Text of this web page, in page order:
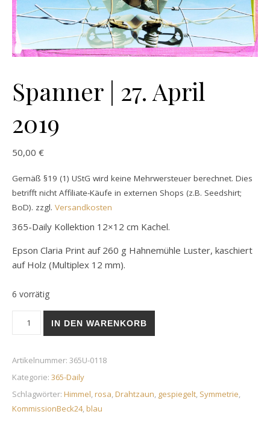
Spanner | 27. April
2019
50,00 €
Gemäß §19 (1) UStG wird keine Mehrwersteuer berechnet. Dies
betrifft nicht Affiliate-Käufe in externen Shops (z.B. Seedshirt;
BoD). zzgl. Versandkosten
365-Daily Kollektion 12×12 cm Kachel.
Epson Claria Print auf 260 g Hahnemühle Luster, kaschiert
auf Holz (Multiplex 12 mm).
6 vorrätig
Spanner | 27. April 2019 Menge
IN DEN WARENKORB
Artikelnummer: 365U-0118
Kategorie: 365-Daily
Schlagwörter: Himmel,rosa,Drahtzaun, gespiegelt, Symmetrie,
KommissionBeck24,blau